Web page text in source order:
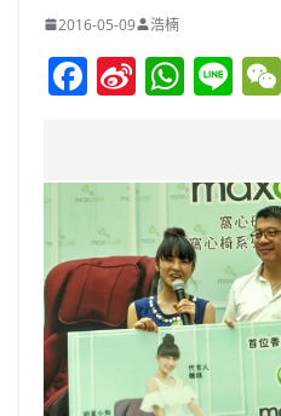
2016-05-09 浩楠
F
e
b
o
o
k
Si
W
ei
b
o
W
s
A
p
p
Li